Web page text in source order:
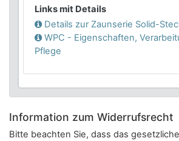
Links mit Details
Details zur Zaunserie Solid-
WPC - Eigenschaften,
Pflege
Information zum Widerrufsrecht
Bitte beachten Sie, dass das